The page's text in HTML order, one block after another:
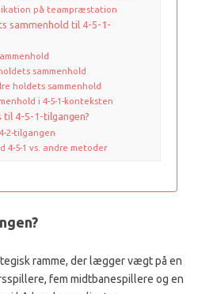
på teampræstation
sammenhold til 4-5-1-
sammenhold
holdets sammenhold
i 4-5-1-konteksten
4-5-1-tilgangen?
2-tilgangen
4-5-1 vs. andre metoder
ramme, der lægger vægt på en
fem midtbanespillere og en